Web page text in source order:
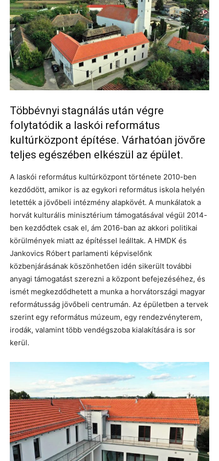
Többévnyi stagnálás után végre
folytatódik a laskói református
kultúrközpont építése. Várhatóan jövőre
teljes egészében elkészül az épület.
A laskói református kultúrközpont története 2010-ben
kezdődött, amikor is az egykori református iskola helyén
letették a jövőbeli intézmény alapkövét. A munkálatok a
horvát kulturális minisztérium támogatásával végül 2014-
ben kezdődtek csak el, ám 2016-ban az akkori politikai
körülmények miatt az építéssel leálltak. A HMDK és
Jankovics Róbert parlamenti képviselőnk
közbenjárásának köszönhetően idén sikerült további
anyagi támogatást szerezni a központ befejezéséhez, és
ismét megkezdődhetett a munka a horvátországi magyar
reformátusság jövőbeli centrumán. Az épületben a tervek
szerint egy református múzeum, egy rendezvényterem,
irodák, valamint több vendégszoba kialakítására is sor
kerül.